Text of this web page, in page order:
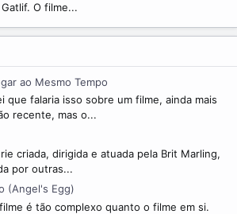
O filme...
ao Mesmo Tempo
que falaria isso sobre um filme, ainda mais
recente, mas o...
criada, dirigida e atuada pela Brit Marling,
por outras...
(Angel's Egg)
é tão complexo quanto o filme em si.